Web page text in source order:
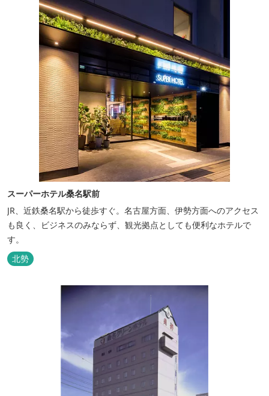
スーパーホテル桑名駅前
JR、近鉄桑名駅から徒歩すぐ。名古屋方面、伊勢方面へのアクセス
も良く、ビジネスのみならず、観光拠点としても便利なホテルで
す。
北勢